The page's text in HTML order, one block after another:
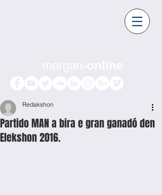
Partido MAN a bira e gran ganadó den
Elekshon 2016.
Redakshon